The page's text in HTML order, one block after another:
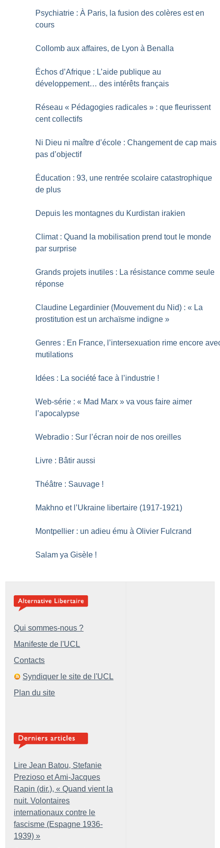
Psychiatrie : À Paris, la fusion des colères est en
cours
Collomb aux affaires, de Lyon à Benalla
Échos d’Afrique : L’aide publique au
développement… des intérêts français
Réseau « Pédagogies radicales » : que fleurissent
cent collectifs
Ni Dieu ni maître d’école : Changement de cap mais
pas d’objectif
Éducation : 93, une rentrée scolaire catastrophique
de plus
Depuis les montagnes du Kurdistan irakien
Climat : Quand la mobilisation prend tout le monde
par surprise
Grands projets inutiles : La résistance comme seule
réponse
Claudine Legardinier (Mouvement du Nid) : « La
prostitution est un archaïsme indigne »
Genres : En France, l’intersexuation rime encore
mutilations
Idées : La société face à l’industrie !
Web-série : « Mad Marx » va vous faire aimer
l’apocalypse
Webradio : Sur l’écran noir de nos oreilles
Livre : Bâtir aussi
Théâtre : Sauvage !
Makhno et l’Ukraine libertaire (1917-1921)
Montpellier : un adieu ému à Olivier Fulcrand
Salam ya Gisèle !
Qui sommes-nous ?
Manifeste de l'UCL
Contacts
Syndiquer le site de l'UCL
Plan du site
Lire Jean Batou, Stefanie
Prezioso et Ami-Jacques
Rapin (dir.), « Quand vient la
nuit. Volontaires
internationaux contre le
fascisme (Espagne 1936-
1939) »